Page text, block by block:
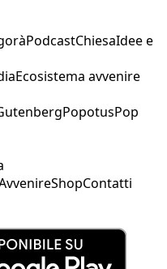
PodcastChiesaIdee e
Ecosistema avvenire
PopotusPop
ShopContatti